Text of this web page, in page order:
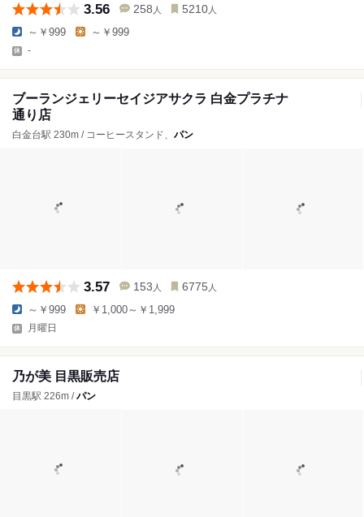
3.56 258 人 5210 人
～￥999 ～￥999
-
ブーランジェリーセイジアサクラ 白金プラチナ
通り店
白金台駅 230m / コーヒースタンド、 パン
3.57 153 人 6775 人
～￥999 ￥1,000～￥1,999
月曜日
乃が美 目黒販売店
目黒駅 226m /パン